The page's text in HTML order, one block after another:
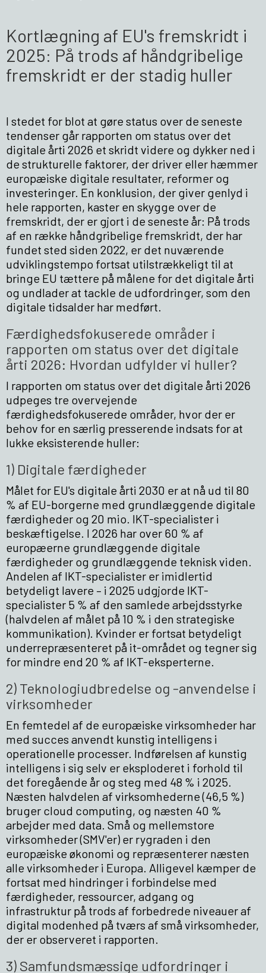
Kortlægning af EU's fremskridt i
2025: På trods af håndgribelige
fremskridt er der stadig huller
I stedet for blot at gøre status over de seneste
tendenser går rapporten om status over det
digitale årti 2026 et skridt videre og dykker ned i
de strukturelle faktorer, der driver eller hæmmer
europæiske digitale resultater, reformer og
investeringer. En konklusion, der giver genlyd i
hele rapporten, kaster en skygge over de
fremskridt, der er gjort i de seneste år: På trods
af en række håndgribelige fremskridt, der har
fundet sted siden 2022, er det nuværende
udviklingstempo fortsat utilstrækkeligt til at
bringe EU tættere på målene for det digitale årti
og undlader at tackle de udfordringer, som den
digitale tidsalder har medført.
Færdighedsfokuserede områder i
rapporten om status over det digitale
årti 2026: Hvordan udfylder vi huller?
I rapporten om status over det digitale årti 2026
udpeges tre overvejende
færdighedsfokuserede områder, hvor der er
behov for en særlig presserende indsats for at
lukke eksisterende huller:
1) Digitale færdigheder
Målet for EU's digitale årti 2030 er at nå ud til 80
% af EU-borgerne med grundlæggende digitale
færdigheder og 20 mio. IKT-specialister i
beskæftigelse. I 2026 har over 60 % af
europæerne grundlæggende digitale
færdigheder og grundlæggende teknisk viden.
Andelen af IKT-specialister er imidlertid
betydeligt lavere – i 2025 udgjorde IKT-
specialister 5 % af den samlede arbejdsstyrke
(halvdelen af målet på 10 % i den strategiske
kommunikation). Kvinder er fortsat betydeligt
underrepræsenteret på it-området og tegner sig
for mindre end 20 % af IKT-eksperterne.
2) Teknologiudbredelse og -anvendelse i
virksomheder
En femtedel af de europæiske virksomheder har
med succes anvendt kunstig intelligens i
operationelle processer. Indførelsen af kunstig
intelligens i sig selv er eksploderet i forhold til
det foregående år og steg med 48 % i 2025.
Næsten halvdelen af virksomhederne (46,5 %)
bruger cloud computing, og næsten 40 %
arbejder med data. Små og mellemstore
virksomheder (SMV'er) er rygraden i den
europæiske økonomi og repræsenterer næsten
alle virksomheder i Europa. Alligevel kæmper de
fortsat med hindringer i forbindelse med
færdigheder, ressourcer, adgang og
infrastruktur på trods af forbedrede niveauer af
digital modenhed på tværs af små virksomheder,
der er observeret i rapporten.
3) Samfundsmæssige udfordringer i